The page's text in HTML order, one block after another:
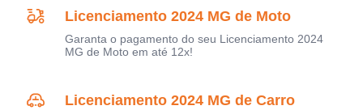
Licenciamento 2024 MG de Moto
Garanta o pagamento do seu Licenciamento 2024
MG de Moto em até 12x!
Licenciamento 2024 MG de Carro